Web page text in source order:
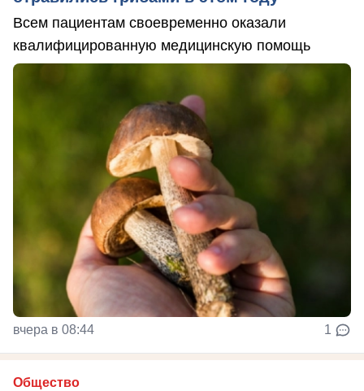
Всем пациентам своевременно оказали
квалифицированную медицинскую помощь
вчера в 08:44 1
Общество